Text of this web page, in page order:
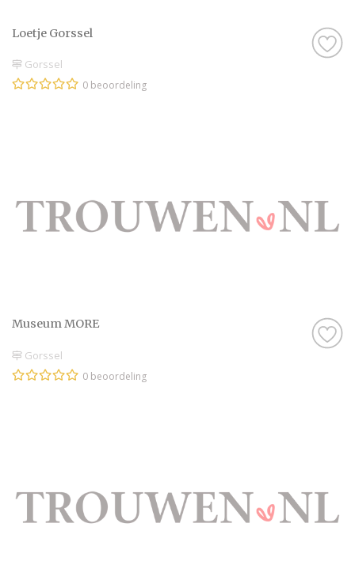
Loetje Gorssel
Gorssel
0 beoordeling
Museum MORE
Gorssel
0 beoordeling